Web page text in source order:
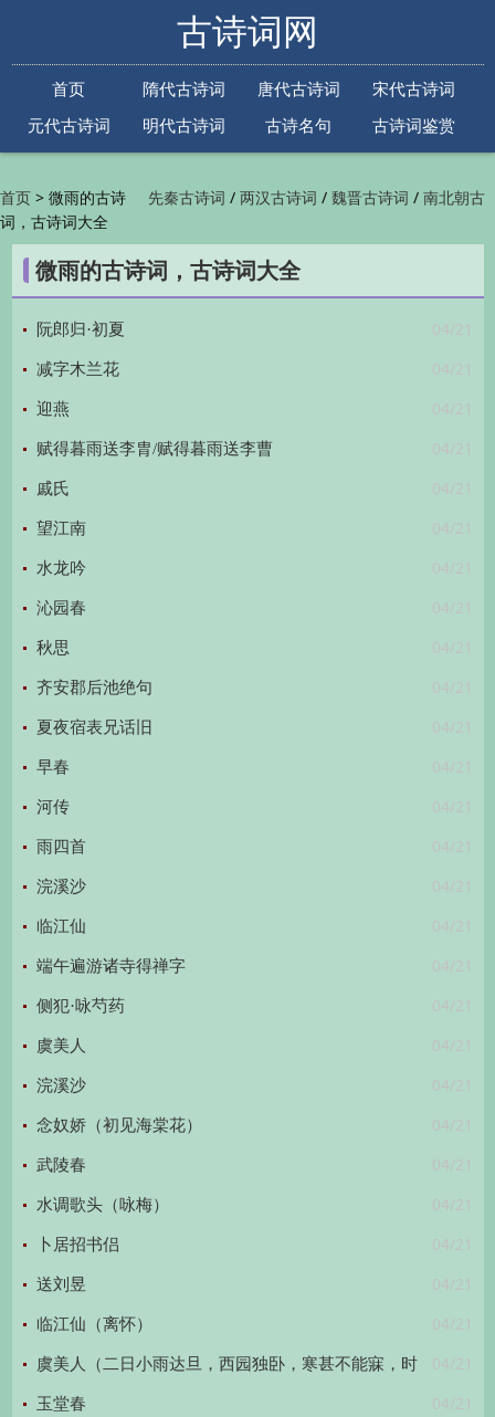
古诗词网
首页 隋代古诗词 唐代古诗词
宋代古诗词
元代古诗词
明代古诗词 古诗名句
古诗词鉴赏
先秦古诗词 /两汉古诗词 /魏晋古诗词 /南北朝古
代古诗词/金朝古诗词/元代古诗词/明代古诗词
/清代古诗词/近现代古诗词
鉴赏/古诗下一句/古诗上一句/
首页 > 微雨的古诗
词，古诗词大全
微雨的古诗词，古诗词大全
04/21
阮郎归·初夏
04/21
减字木兰花
04/21
迎燕
04/21
赋得暮雨送李胄/赋得暮雨送李曹
04/21
戚氏
04/21
望江南
04/21
水龙吟
04/21
沁园春
04/21
秋思
04/21
齐安郡后池绝句
04/21
夏夜宿表兄话旧
04/21
早春
04/21
河传
04/21
雨四首
04/21
浣溪沙
04/21
临江仙
04/21
端午遍游诸寺得禅字
04/21
侧犯·咏芍药
04/21
虞美人
04/21
浣溪沙
04/21
念奴娇（初见海棠花）
04/21
武陵春
04/21
水调歌头（咏梅）
04/21
卜居招书侣
04/21
送刘昱
04/21
临江仙（离怀）
04/21
虞美人（二日小雨达旦，西园独卧，寒甚不能寐，时
窗前梨花将谢） 04/21
玉堂春